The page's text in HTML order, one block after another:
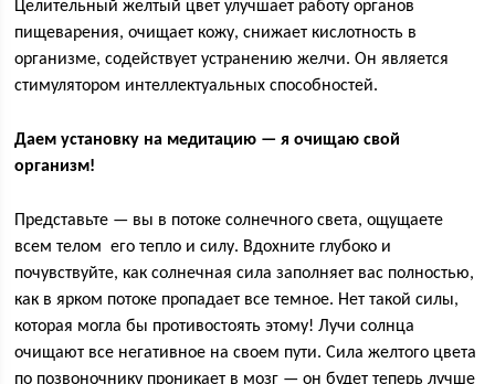
Целительный желтый цвет улучшает работу органов
пищеварения, очищает кожу, снижает кислотность в
организме, содействует устранению желчи. Он является
стимулятором интеллектуальных способностей.
Даем установку на медитацию — я очищаю свой
организм!
Представьте — вы в потоке солнечного света, ощущаете
всем телом его тепло и силу. Вдохните глубоко и
почувствуйте, как солнечная сила заполняет вас полностью,
как в ярком потоке пропадает все темное. Нет такой силы,
которая могла бы противостоять этому! Лучи солнца
очищают все негативное на своем пути. Сила желтого цвета
по позвоночнику проникает в мозг — он будет теперь лучше